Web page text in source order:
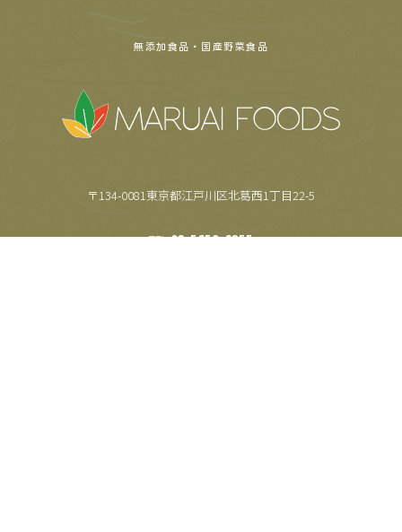
無添加食品・国産野菜食品
〒134-0081東京都江戸川区北葛西1丁目22-5
TEL.03-5659-6355